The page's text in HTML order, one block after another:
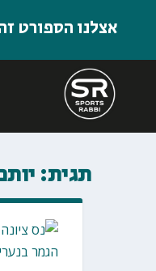
אצלנו הספורט
תגית: